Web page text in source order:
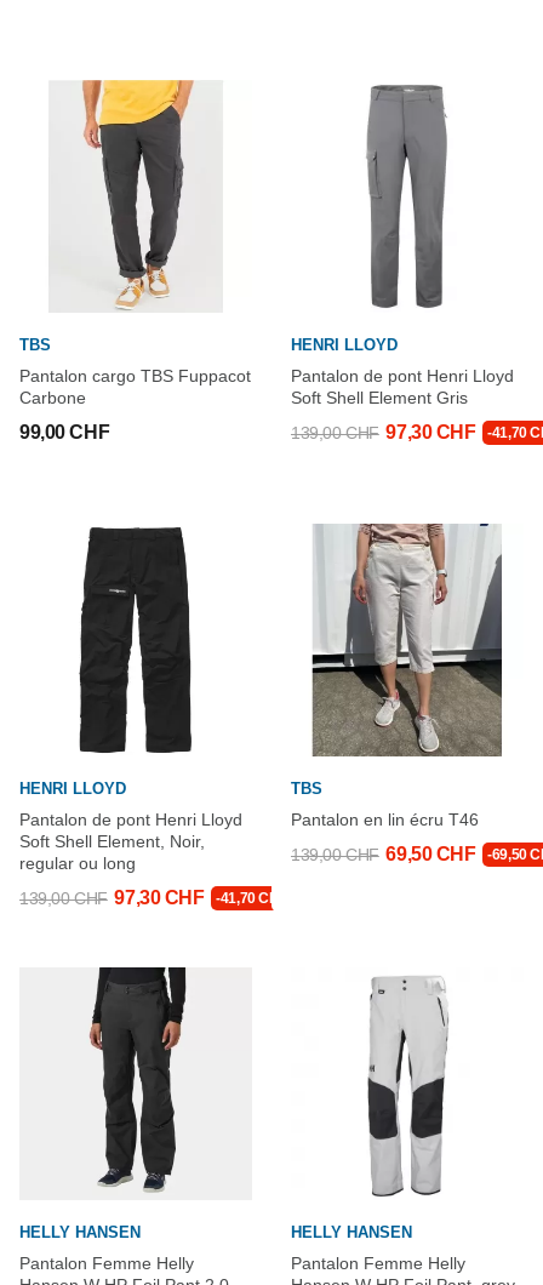
TBS
Pantalon cargo TBS Fuppacot
Carbone
99,00 CHF
HENRI LLOYD
Pantalon de pont Henri Lloyd
Soft Shell Element Gris
139,00 CHF 97,30 CHF -41,70
HENRI LLOYD
Pantalon de pont Henri Lloyd
Soft Shell Element, Noir,
regular ou long
139,00 CHF 97,30 CHF -41,70 CHF
TBS
Pantalon en lin écru T46
139,00 CHF 69,50 CHF -69,50
HELLY HANSEN
Pantalon Femme Helly
HELLY HANSEN
Pantalon Femme Helly